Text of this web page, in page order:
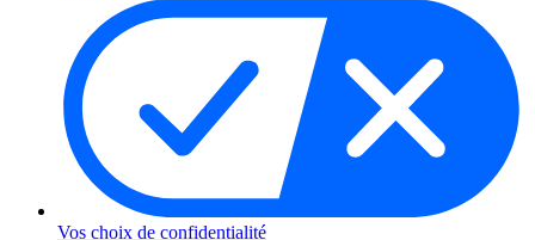
Vos choix de confidentialité